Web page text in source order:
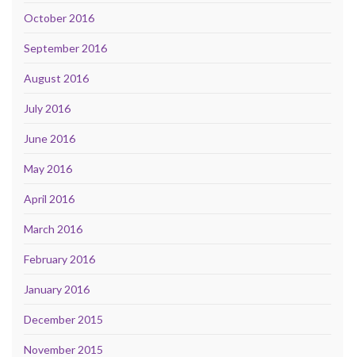
October 2016
September 2016
August 2016
July 2016
June 2016
May 2016
April 2016
March 2016
February 2016
January 2016
December 2015
November 2015